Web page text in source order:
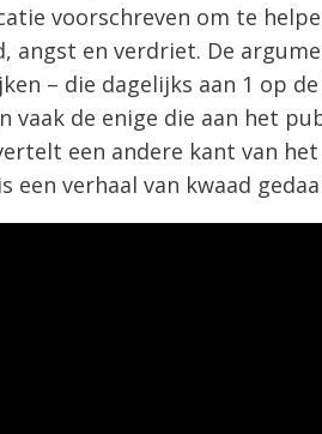
voorschreven om te
angst en verdriet. De
– die dagelijks aan 1 op
vaak de enige die aan het
een andere kant van
een verhaal van kwaad